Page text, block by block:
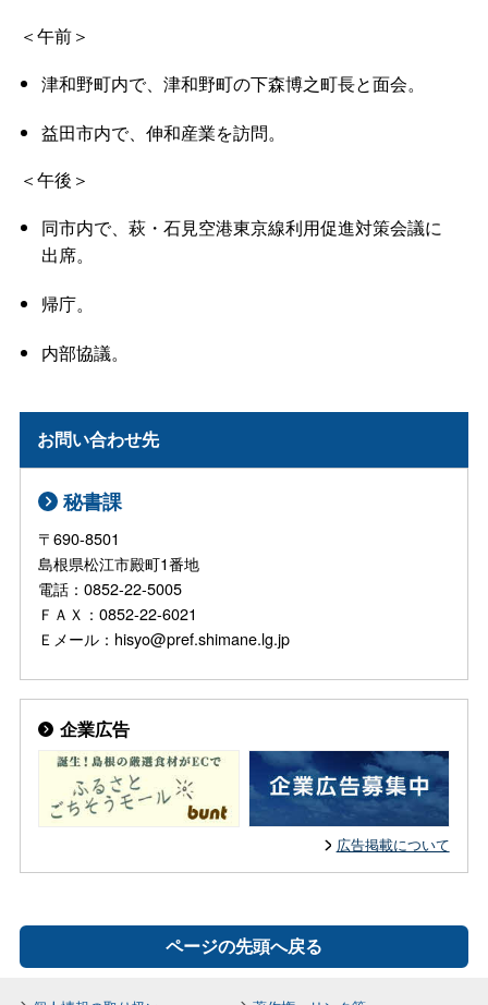
＜午前＞
津和野町内で、津和野町の下森博之町長と面会。
益田市内で、伸和産業を訪問。
＜午後＞
同市内で、萩・石見空港東京線利用促進対策会議に
出席。
帰庁。
内部協議。
お問い合わせ先
秘書課
〒690-8501
島根県松江市殿町1番地
電話：0852-22-5005
ＦＡＸ：0852-22-6021
Ｅメール：hisyo@pref.shimane.lg.jp
企業広告
広告掲載について
ページの先頭へ戻る